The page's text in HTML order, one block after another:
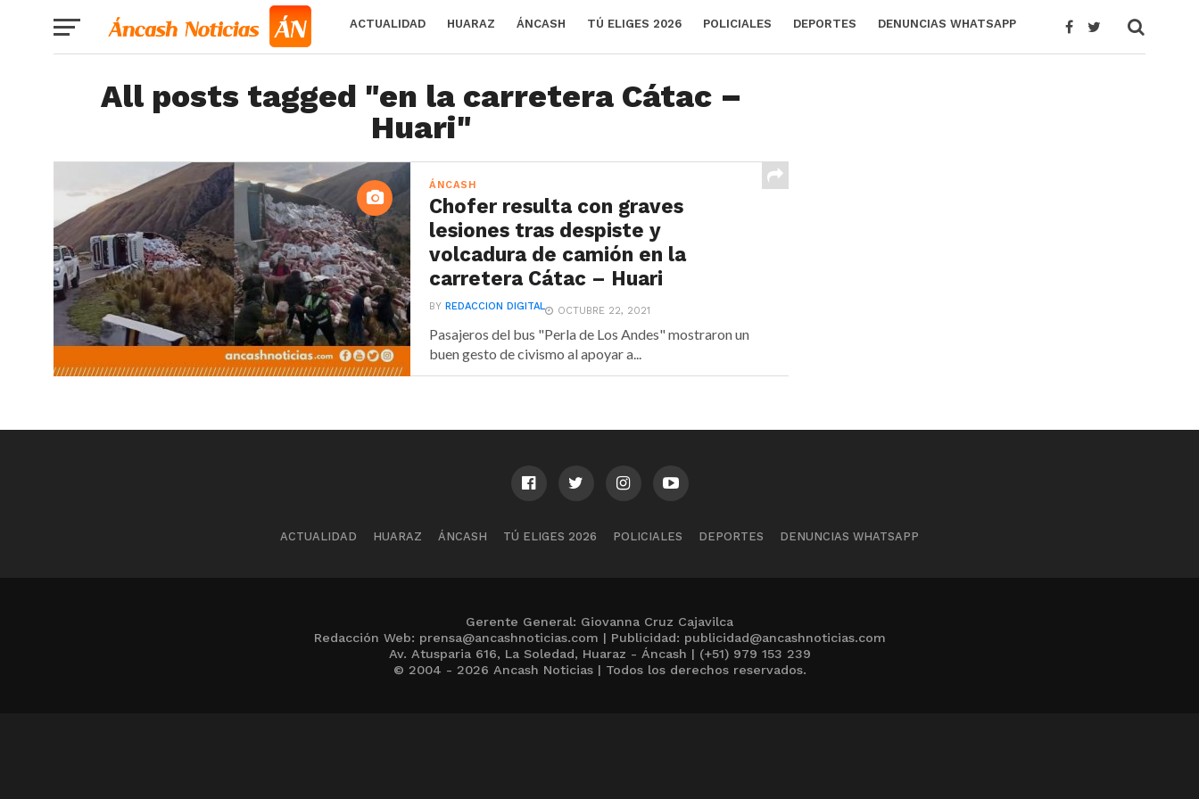
ACTUALIDAD HUARAZ ÁNCASH TÚ ELIGES 2026 POLICIALES DEPORTES DENUNCIAS WHATSAPP
All posts tagged "en la carretera Cátac –
Huari"
ÁNCASH
Chofer resulta con graves
lesiones tras despiste y
volcadura de camión en la
carretera Cátac – Huari
BYREDACCION DIGITAL OCTUBRE 22, 2021
Pasajeros del bus "Perla de Los Andes" mostraron un
buen gesto de civismo al apoyar a...
ACTUALIDAD HUARAZ ÁNCASH TÚ ELIGES 2026 POLICIALES DEPORTES DENUNCIAS WHATSAPP
Gerente General: Giovanna Cruz Cajavilca
Redacción Web: prensa@ancashnoticias.com | Publicidad: publicidad@ancashnoticias.com
Av. Atusparia 616, La Soledad, Huaraz - Áncash | (+51) 979 153 239
© 2004 - 2026 Ancash Noticias | Todos los derechos reservados.